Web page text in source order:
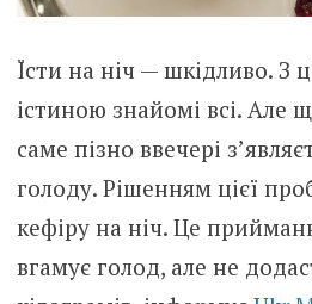
Їсти на ніч — шкідливо. З
істиною знайомі всі. Але
саме пізно ввечері
голоду. Рішенням цієї
кефіру на ніч. Це
вгамує голод, але не